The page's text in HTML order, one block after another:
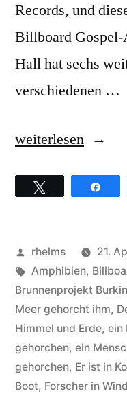
Records, und
Billboard
Hall hat sechs
verschiedenen …
„James
Worship
Praise
–
Hintergründe
zum
Titel
God
weiterlesen
Veröffentlicht
von
rhelms 21.
Schlagwörter:
Amphibien,
Brunnenprojekt
Meer gehorcht ihm,
Himmel und Erde, ein
gehorchen, ein
gehorchen, Er ist in
Boot, Forscher in